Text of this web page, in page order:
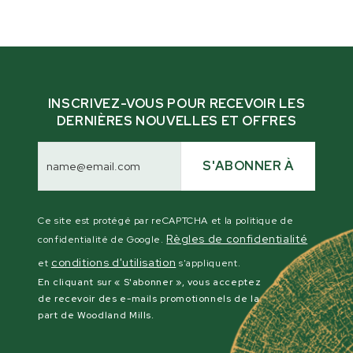
INSCRIVEZ-VOUS POUR RECEVOIR LES
DERNIÈRES NOUVELLES ET OFFRES
électronique S'ABONNER À
Ce site est protégé par reCAPTCHA et la politique de
confidentialité de Google. Règles de confidentialité
et conditions d'utilisation s'appliquent.
En cliquant sur « S'abonner », vous acceptez
de recevoir des e-mails promotionnels de la
part de Woodland Mills.